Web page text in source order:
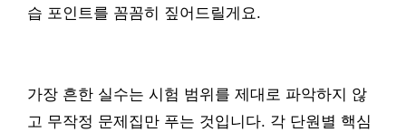
습 포인트를 꼼꼼히 짚어드릴게요.
가장 흔한 실수는 시험 범위를 제대로 파악하지 않
고 무작정 문제집만 푸는 것입니다. 각 단원별 핵심